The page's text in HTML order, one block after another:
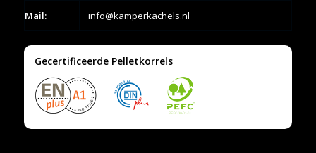
Mail: info@kamperkachels.nl
Gecertificeerde Pelletkorrels